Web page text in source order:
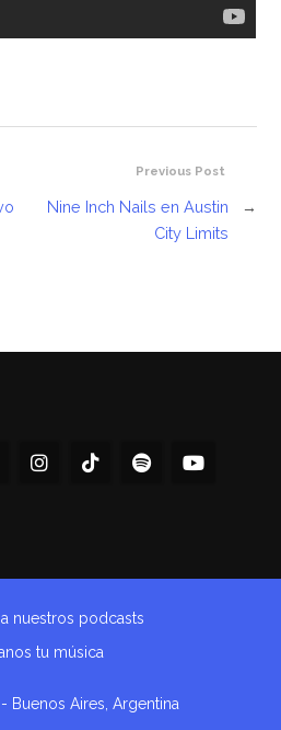
Previous Post
Nine Inch Nails en Austin
City Limits
→
Buenos Aires, Argentina
nuestros podcasts
tu música